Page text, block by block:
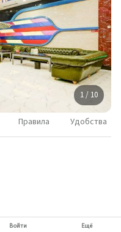
1 / 10
Правила Удобства
Войти Ещё